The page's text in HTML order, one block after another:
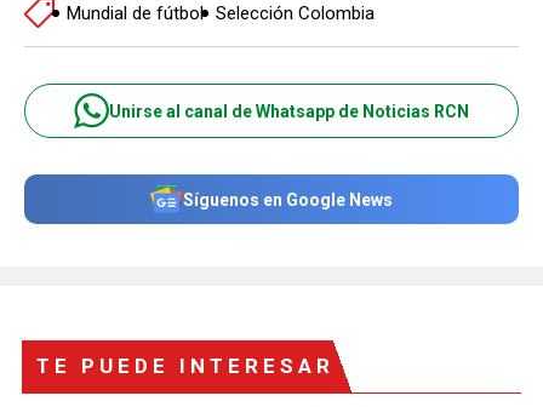
Mundial de fútbol Selección Colombia
Unirse al canal de Whatsapp de Noticias RCN
Síguenos en Google News
TE PUEDE INTERESAR